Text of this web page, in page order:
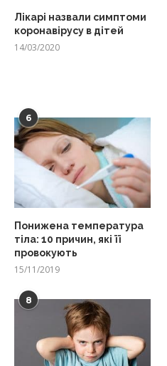
Лікарі назвали симптоми
коронавірусу в дітей
14/03/2020
6
Понижена температура
тіла: 10 причин, які її
провокують
15/11/2019
8